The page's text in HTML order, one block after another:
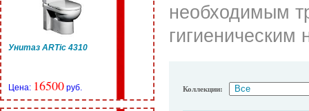
Унитаз ARTic 4310
Цена: 16500 руб.
необходимым
гигиеническим
Коллекции: